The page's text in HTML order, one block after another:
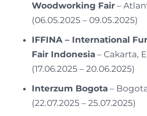
Woodworking Fair–
(06.05.2025 – 09.05.2025)
IFFINA – International
Fair Indonesia– Cakarta,
(17.06.2025 – 20.06.2025)
Interzum Bogota–
(22.07.2025 – 25.07.2025)